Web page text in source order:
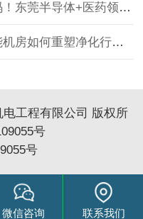
体+医药领域净化工程案例解析
净化行业？东莞长安案例揭秘
工程有限公司 版权所
号
号
微信咨询 联系我们